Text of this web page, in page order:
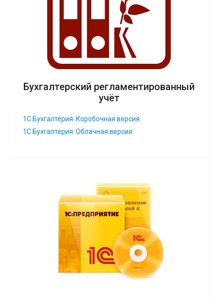
Бухгалтерский регламентированный
учёт
1С Бухгалтерия. Коробочная версия
1С Бухгалтерия. Облачная версия